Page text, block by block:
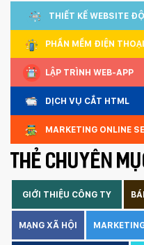
THIẾT KẾ WEBSITE
PHẦN MỀM ĐIỆN
LẬP TRÌNH WEB-APP
DỊCH VỤ CẮT HTML
MARKETING ONLINE
THẺ CHUYÊN
GIỚI THIỆU CÔNG TY
MẠNG XÃ HỘI